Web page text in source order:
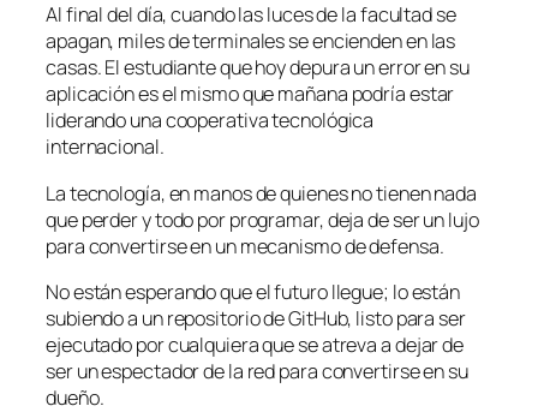
Al final del día, cuando las luces de la facultad se
apagan, miles de terminales se encienden en las
casas. El estudiante que hoy depura un error en su
aplicación es el mismo que mañana podría estar
liderando una cooperativa tecnológica
internacional.
La tecnología, en manos de quienes no tienen nada
que perder y todo por programar, deja de ser un lujo
para convertirse en un mecanismo de defensa.
No están esperando que el futuro llegue; lo están
subiendo a un repositorio de GitHub, listo para ser
ejecutado por cualquiera que se atreva a dejar de
ser un espectador de la red para convertirse en su
dueño.